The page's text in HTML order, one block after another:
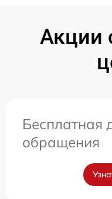
Акции
Бесплатная
обращения